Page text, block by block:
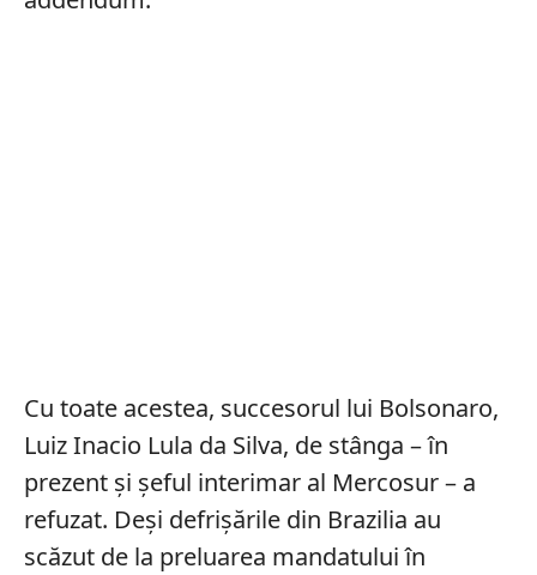
Cu toate acestea, succesorul lui Bolsonaro,
Luiz Inacio Lula da Silva, de stânga – în
prezent și șeful interimar al Mercosur – a
refuzat. Deși defrișările din Brazilia au
scăzut de la preluarea mandatului în